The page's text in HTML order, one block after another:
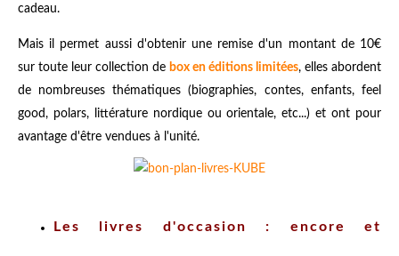
cadeau.
Mais il permet aussi d'obtenir une remise d'un montant de 10€
sur toute leur collection de box en éditions limitées, elles abordent
de nombreuses thématiques (biographies, contes, enfants, feel
good, polars, littérature nordique ou orientale, etc...) et ont pour
avantage d'être vendues à l'unité.
Les livres d'occasion : encore et